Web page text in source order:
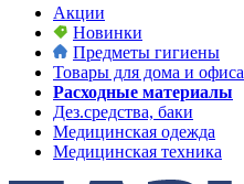
Акции
Новинки
Предметы гигиены
Товары для дома и офиса
Расходные материалы
Дез.средства, баки
Медицинская одежда
Медицинская техника